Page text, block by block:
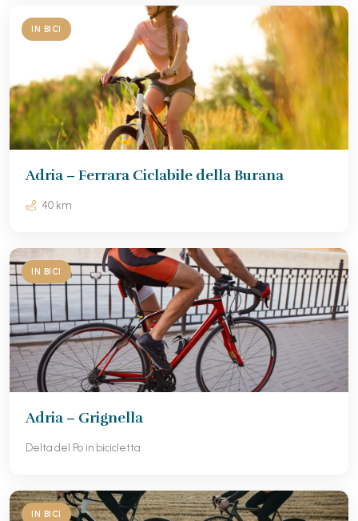
IN BICI
Adria – Ferrara Ciclabile della Burana
40 km
IN BICI
Adria – Grignella
Delta del Po in bicicletta
IN BICI